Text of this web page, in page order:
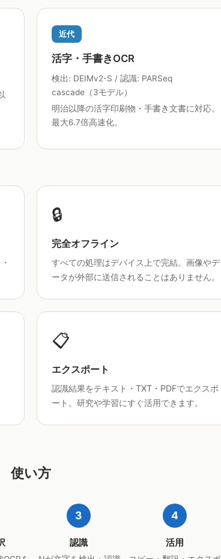
近代
活字・手書きOCR
検出: DEIMv2-S / 認識: PARSeq
cascade（3モデル）
明治以降の活字印刷物・手書き文書に対応。
最大6.7倍高速化。
🔒
完全オフライン
すべての処理はデバイス上で完結。画像やデ
ータが外部に送信されることはありません。
📋
エクスポート
認識結果をテキスト・TXT・PDFでエクスポ
ート。研究や学習にすぐ活用できます。
使い方
3
認識
4
活用